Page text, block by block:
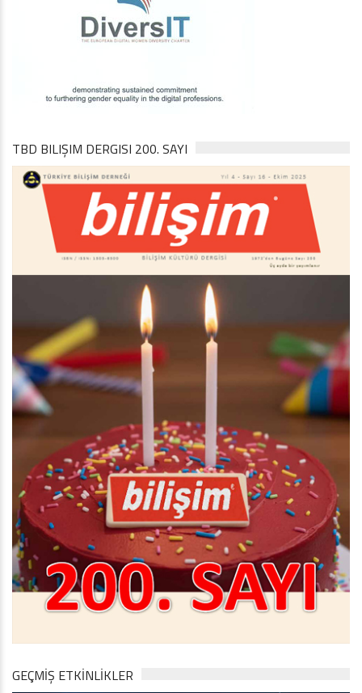
TBD BILIŞIM DERGISI 200. SAYI
GEÇMİŞ ETKİNLİKLER